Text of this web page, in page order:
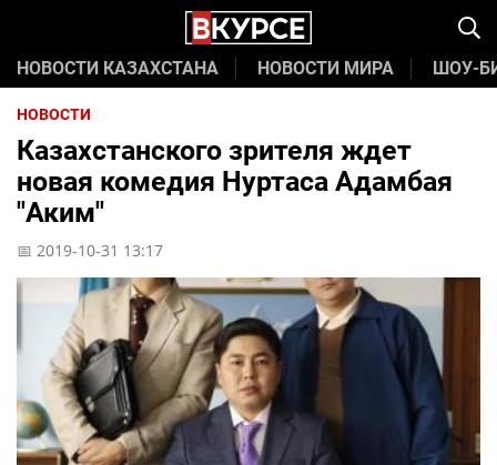
НОВОСТИ КАЗАХСТАНА НОВОСТИ МИРА ШОУ-
НОВОСТИ
Казахстанского зрителя ждет
новая комедия Нуртаса Адамбая
"Аким"
📅 2019-10-31 13:17